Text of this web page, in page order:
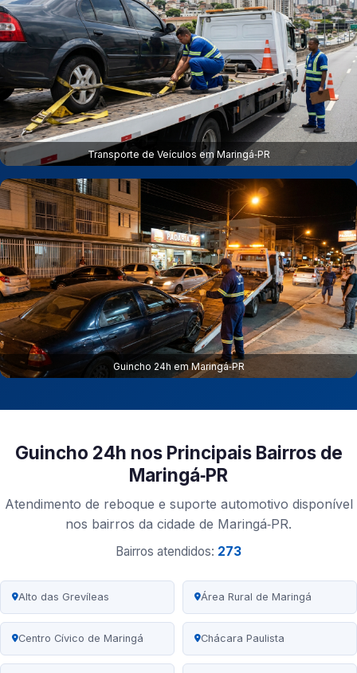
Transporte de Veículos em Maringá‑PR
Guincho 24h em Maringá‑PR
Guincho 24h nos Principais Bairros de
Maringá‑PR
Atendimento de reboque e suporte automotivo disponível
nos bairros da cidade de Maringá‑PR.
Bairros atendidos: 273
Alto das Grevíleas Área Rural de Maringá
Centro Cívico de Maringá Chácara Paulista